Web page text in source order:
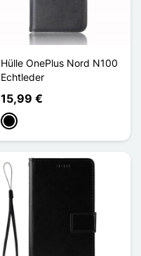
Hülle OnePlus Nord N100
Echtleder
15,99 €
Schwarz